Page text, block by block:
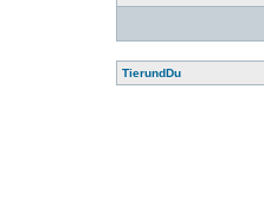
TierundDu